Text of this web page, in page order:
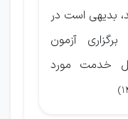
بدیهی است در
آزمون
خدمت مورد